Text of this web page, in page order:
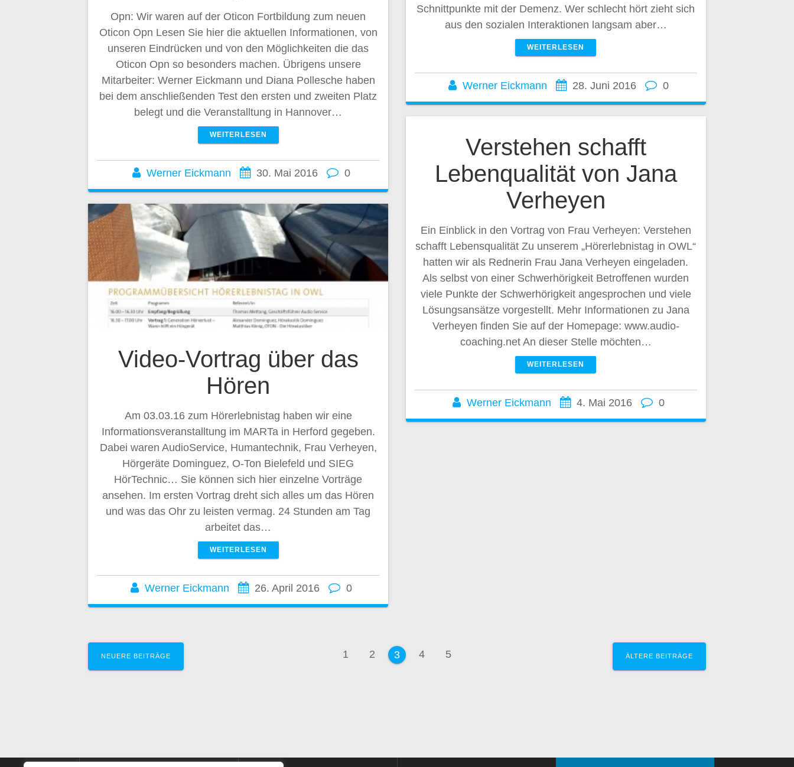
Schnittpunkte mit der Demenz. Wer schlecht hört zieht sich
aus den sozialen Interaktionen langsam aber…
WEITERLESEN
Werner Eickmann 28. Juni 2016 0
Opn: Wir waren auf der Oticon Fortbildung zum neuen
Oticon Opn Lesen Sie hier die aktuellen Informationen, von
unseren Eindrücken und von den Möglichkeiten die das
Oticon Opn so besonders machen. Übrigens unsere
Mitarbeiter: Werner Eickmann und Diana Pollesche haben
bei dem anschließenden Test den ersten und zweiten Platz
belegt und die Veranstalltung in Hannover…
WEITERLESEN
Werner Eickmann 30. Mai 2016 0
Verstehen schafft
Lebenqualität von Jana
Verheyen
Ein Einblick in den Vortrag von Frau Verheyen: Verstehen
schafft Lebensqualität Zu unserem „Hörerlebnistag in OWL“
hatten wir als Rednerin Frau Jana Verheyen eingeladen.
Als selbst von einer Schwerhörigkeit Betroffenen wurden
viele Punkte der Schwerhörigkeit angesprochen und viele
Lösungsansätze vorgestellt. Mehr Informationen zu Jana
Verheyen finden Sie auf der Homepage: www.audio-
coaching.net An dieser Stelle möchten…
WEITERLESEN
Werner Eickmann 4. Mai 2016 0
Video-Vortrag über das
Hören
Am 03.03.16 zum Hörerlebnistag haben wir eine
Informationsveranstalltung im MARTa in Herford gegeben.
Dabei waren AudioService, Humantechnik, Frau Verheyen,
Hörgeräte Dominguez, O-Ton Bielefeld und SIEG
HörTechnic… Sie können sich hier einzelne Vorträge
ansehen. Im ersten Vortrag dreht sich alles um das Hören
und was das Ohr zu leisten vermag. 24 Stunden am Tag
arbeitet das…
WEITERLESEN
Werner Eickmann 26. April 2016 0
Beitragsnavigation
NEUERE BEITRÄGE Seite
1 Seite
2 Seite
3 Seite
4 Seite
5 ÄLTERE BEITRÄGE